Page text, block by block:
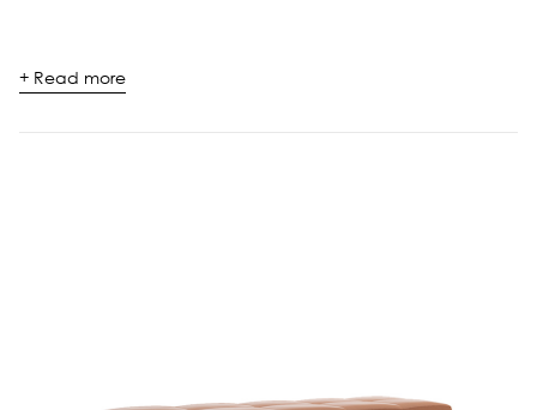
+ Read more